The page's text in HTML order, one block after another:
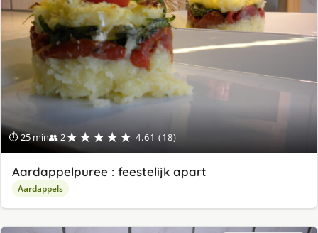
⏱ 25 min👥 2★★★★★ 4.61 (18)
Aardappelpuree : feestelijk apart
Aardappels